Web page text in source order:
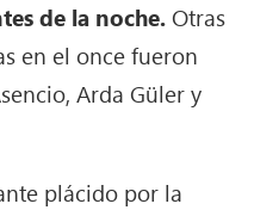
de la noche. Otras
en el once fueron
Arda Güler y
plácido por la